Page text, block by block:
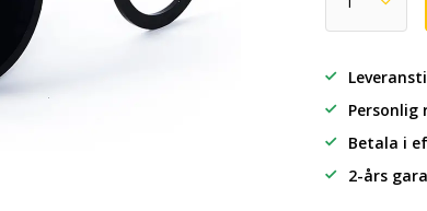
Personlig
Betala i
2-års